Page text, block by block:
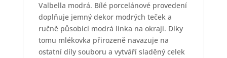
Valbella modrá. Bílé porcelánové provedení
doplňuje jemný dekor modrých teček a
ručně působící modrá linka na okraji. Díky
tomu mlékovka přirozeně navazuje na
ostatní díly souboru a vytváří sladěný celek